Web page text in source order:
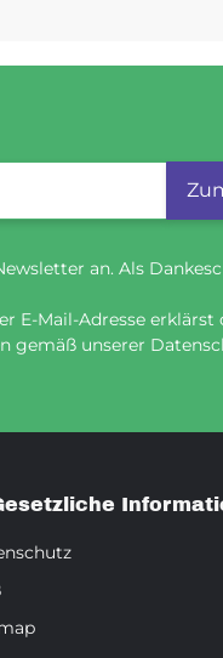
an. Als
E-Mail-Adresse erklärst
gemäß unserer